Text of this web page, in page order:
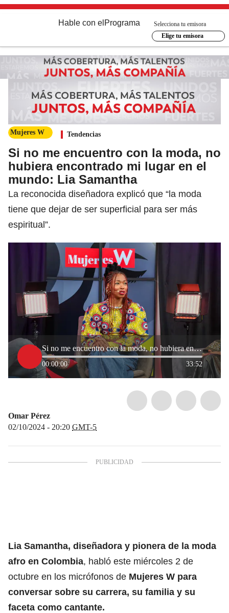
Hable con el Programa
Selecciona tu emisora
Elige tu emisora
Mujeres W Tendencias
Si no me encuentro con la moda, no
hubiera encontrado mi lugar en el
mundo: Lia Samantha
La reconocida diseñadora explicó que “la moda
tiene que dejar de ser superficial para ser más
espiritual”.
Si no me encuentro con la moda, no hubiera encontrado mi lugar en el mundo: Lia Samantha
00:00:00 33:52
Omar Pérez
02/10/2024 - 20:20 GMT-5
Lia Samantha, diseñadora y pionera de la moda
afro en Colombia, habló este miércoles 2 de
octubre en los micrófonos de Mujeres W para
conversar sobre su carrera, su familia y su
faceta como cantante.